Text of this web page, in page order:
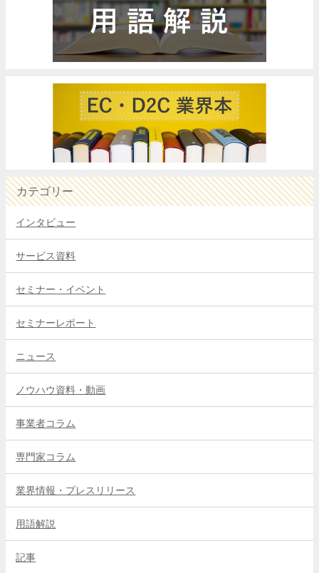
カテゴリー
インタビュー
サービス資料
セミナー・イベント
セミナーレポート
ニュース
ノウハウ資料・動画
事業者コラム
専門家コラム
業界情報・プレスリリース
用語解説
記事